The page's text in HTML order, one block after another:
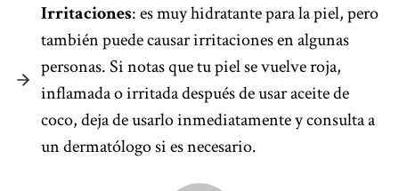
Irritaciones: es muy hidratante para la piel, pero
también puede causar irritaciones en algunas
personas. Si notas que tu piel se vuelve roja,
inflamada o irritada después de usar aceite de
coco, deja de usarlo inmediatamente y consulta a
un dermatólogo si es necesario.